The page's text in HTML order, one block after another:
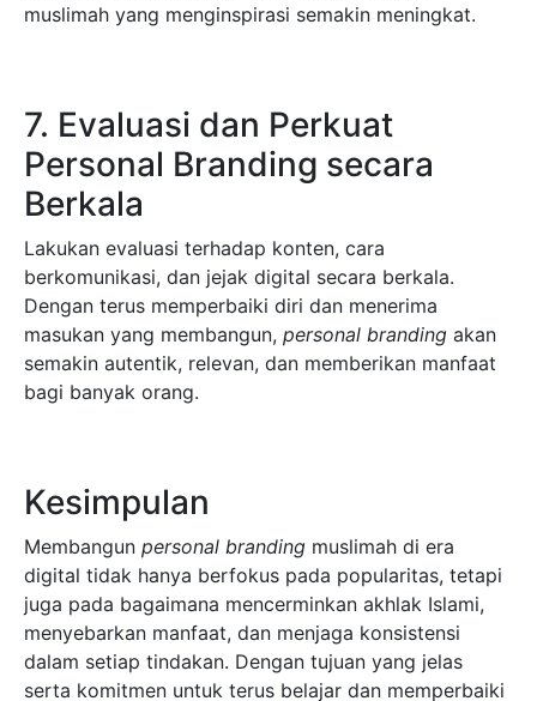
muslimah yang menginspirasi semakin meningkat.
7. Evaluasi dan Perkuat
Personal Branding secara
Berkala
Lakukan evaluasi terhadap konten, cara
berkomunikasi, dan jejak digital secara berkala.
Dengan terus memperbaiki diri dan menerima
masukan yang membangun, personal branding akan
semakin autentik, relevan, dan memberikan manfaat
bagi banyak orang.
Kesimpulan
Membangun personal branding muslimah di era
digital tidak hanya berfokus pada popularitas, tetapi
juga pada bagaimana mencerminkan akhlak Islami,
menyebarkan manfaat, dan menjaga konsistensi
dalam setiap tindakan. Dengan tujuan yang jelas
serta komitmen untuk terus belajar dan memperbaiki